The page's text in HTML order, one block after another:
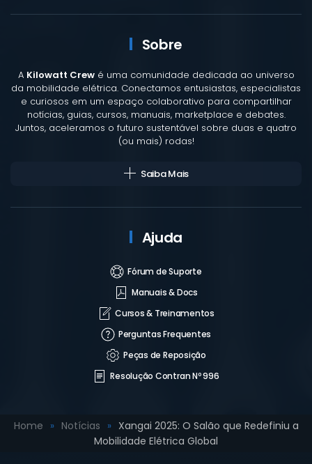
Sobre
A Kilowatt Crewé uma comunidade dedicada ao universo
da mobilidade elétrica. Conectamos entusiastas, especialistas
e curiosos em um espaço colaborativo para compartilhar
notícias, guias, cursos, manuais, marketplace e debates.
Juntos, aceleramos o futuro sustentável sobre duas e quatro
(ou mais) rodas!
Saiba Mais
Ajuda
Fórum de Suporte
Manuais & Docs
Cursos & Treinamentos
Perguntas Frequentes
Peças de Reposição
Resolução Contran Nº 996
Home Notícias
Xangai 2025: O Salão que Redefiniu a
Mobilidade Elétrica Global